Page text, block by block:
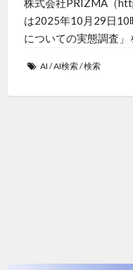
株式会社PRIZMA（
は2025年10月29日10
についての実態調査
AI /AI検索/検索